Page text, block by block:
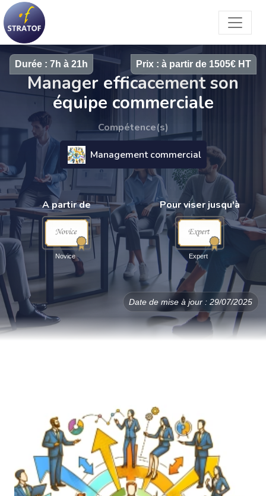
Manager efficacement son
équipe commerciale
Durée : 7h à 21h Prix : à partir de 1505€ HT
Compétence(s)
Management commercial
A partir de
Novice
Pour viser jusqu'à
Expert
Date de mise à jour : 29/07/2025